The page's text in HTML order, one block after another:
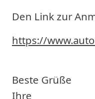
Den Link zur
https://
Beste Grüße
Ihre